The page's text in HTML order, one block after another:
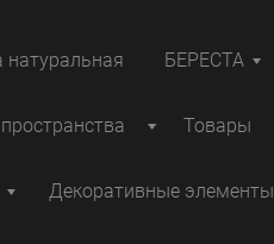
натуральная БЕРЕСТА
Товары
Декоративные элементы